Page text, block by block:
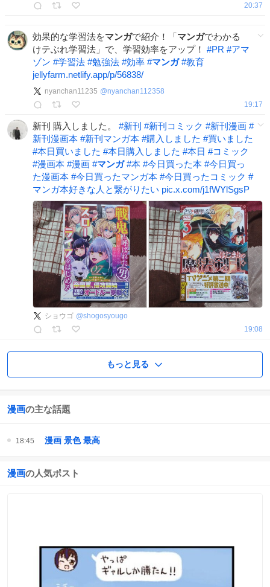
20:37
効果的な学習法をマンガで紹介！「マンガでわかる
けテぶれ学習法」で、学習効率をアップ！ #PR #アマ
ゾン #学習法 #勉強法 #効率 #マンガ #教育
jellyfarm.netlify.app/p/56838/
nyanchan11235 @nyanchan112358
19:17
新刊 購入しました。 #新刊 #新刊コミック #新刊漫画 #
新刊漫画本 #新刊マンガ本 #購入しました #買いました
#本日買いました #本日購入しました #本日 #コミック
#漫画本 #漫画 #マンガ #本 #今日買った本 #今日買っ
た漫画本 #今日買ったマンガ本 #今日買ったコミック #
マンガ本好きな人と繋がりたい pic.x.com/j1fWYlSgsP
ショウゴ @shogosyougo
19:08
もっと見る
漫画の主な話題
18:45 漫画 景色 最高
漫画の人気ポスト